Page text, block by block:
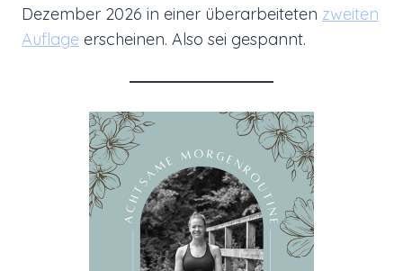
Dezember 2026 in einer überarbeiteten zweiten
Auflage erscheinen. Also sei gespannt.